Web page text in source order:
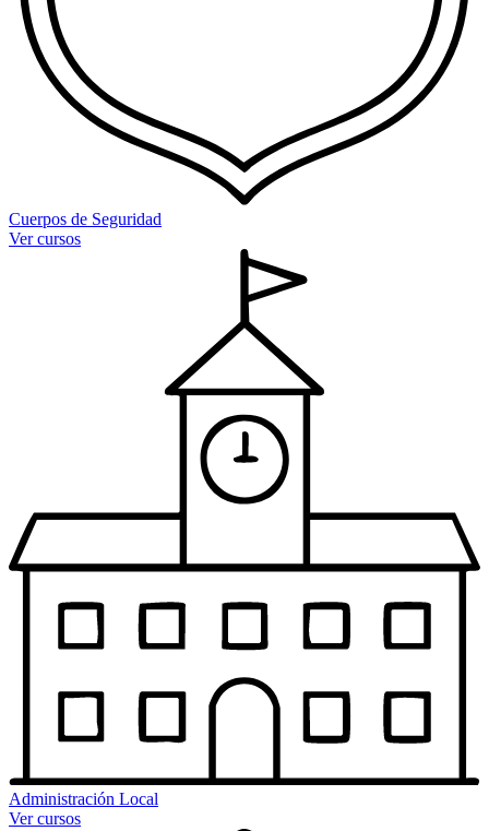
Cuerpos de Seguridad
Ver cursos
Administración Local
Ver cursos